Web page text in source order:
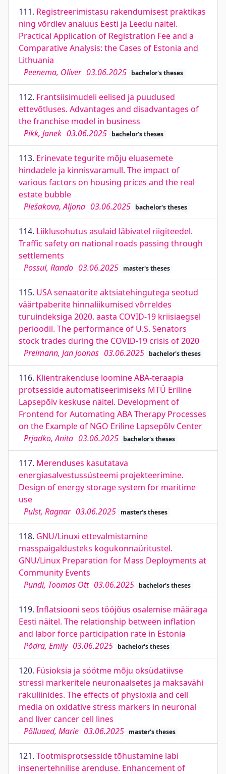
111. Registreerimistasu rakendumisest praktikas
ning võrdlev analüüs Eesti ja Leedu näitel.
Practical Application of Registration Fee and a
Comparative Analysis: the Cases of Estonia and
Lithuania
Peenema, Oliver 03.06.2025 bachelor's theses
112. Frantsiisimudeli eelised ja puudused
ettevõtluses. Advantages and disadvantages of
the franchise model in business
Pikk, Janek 03.06.2025 bachelor's theses
113. Erinevate tegurite mõju eluasemete
hindadele ja kinnisvaramull. The impact of
various factors on housing prices and the real
estate bubble
Plešakova, Aljona 03.06.2025 bachelor's theses
114. Liiklusohutus asulaid läbivatel riigiteedel.
Traffic safety on national roads passing through
settlements
Possul, Rando 03.06.2025 master's theses
115. USA senaatorite aktsiatehingutega seotud
väärtpaberite hinnaliikumised võrreldes
turuindeksiga 2020. aasta COVID-19 kriisiaegsel
perioodil. The performance of U.S. Senators
stock trades during the COVID-19 crisis of 2020
Preimann, Jan Joonas 03.06.2025 bachelor's theses
116. Klientrakenduse loomine ABA-teraapia
protsesside automatiseerimiseks MTÜ Eriline
Lapsepõlv keskuse näitel. Development of
Frontend for Automating ABA Therapy Processes
on the Example of NGO Eriline Lapsepõlv Center
Prjadko, Anita 03.06.2025 bachelor's theses
117. Merenduses kasutatava
energiasalvestussüsteemi projekteerimine.
Design of energy storage system for maritime
use
Pulst, Ragnar 03.06.2025 master's theses
118. GNU/Linuxi ettevalmistamine
masspaigaldusteks kogukonnaüritustel.
GNU/Linux Preparation for Mass Deployments at
Community Events
Pundi, Toomas Ott 03.06.2025 bachelor's theses
119. Inflatsiooni seos tööjõus osalemise määraga
Eesti näitel. The relationship between inflation
and labor force participation rate in Estonia
Põdra, Emily 03.06.2025 bachelor's theses
120. Füsioksia ja söötme mõju oksüdatiivse
stressi markeritele neuronaalsetes ja maksavähi
rakuliinides. The effects of physioxia and cell
media on oxidative stress markers in neuronal
and liver cancer cell lines
Põlluaed, Marie 03.06.2025 master's theses
121. Tootmisprotsesside tõhustamine läbi
insenertehnilise arenduse. Enhancement of